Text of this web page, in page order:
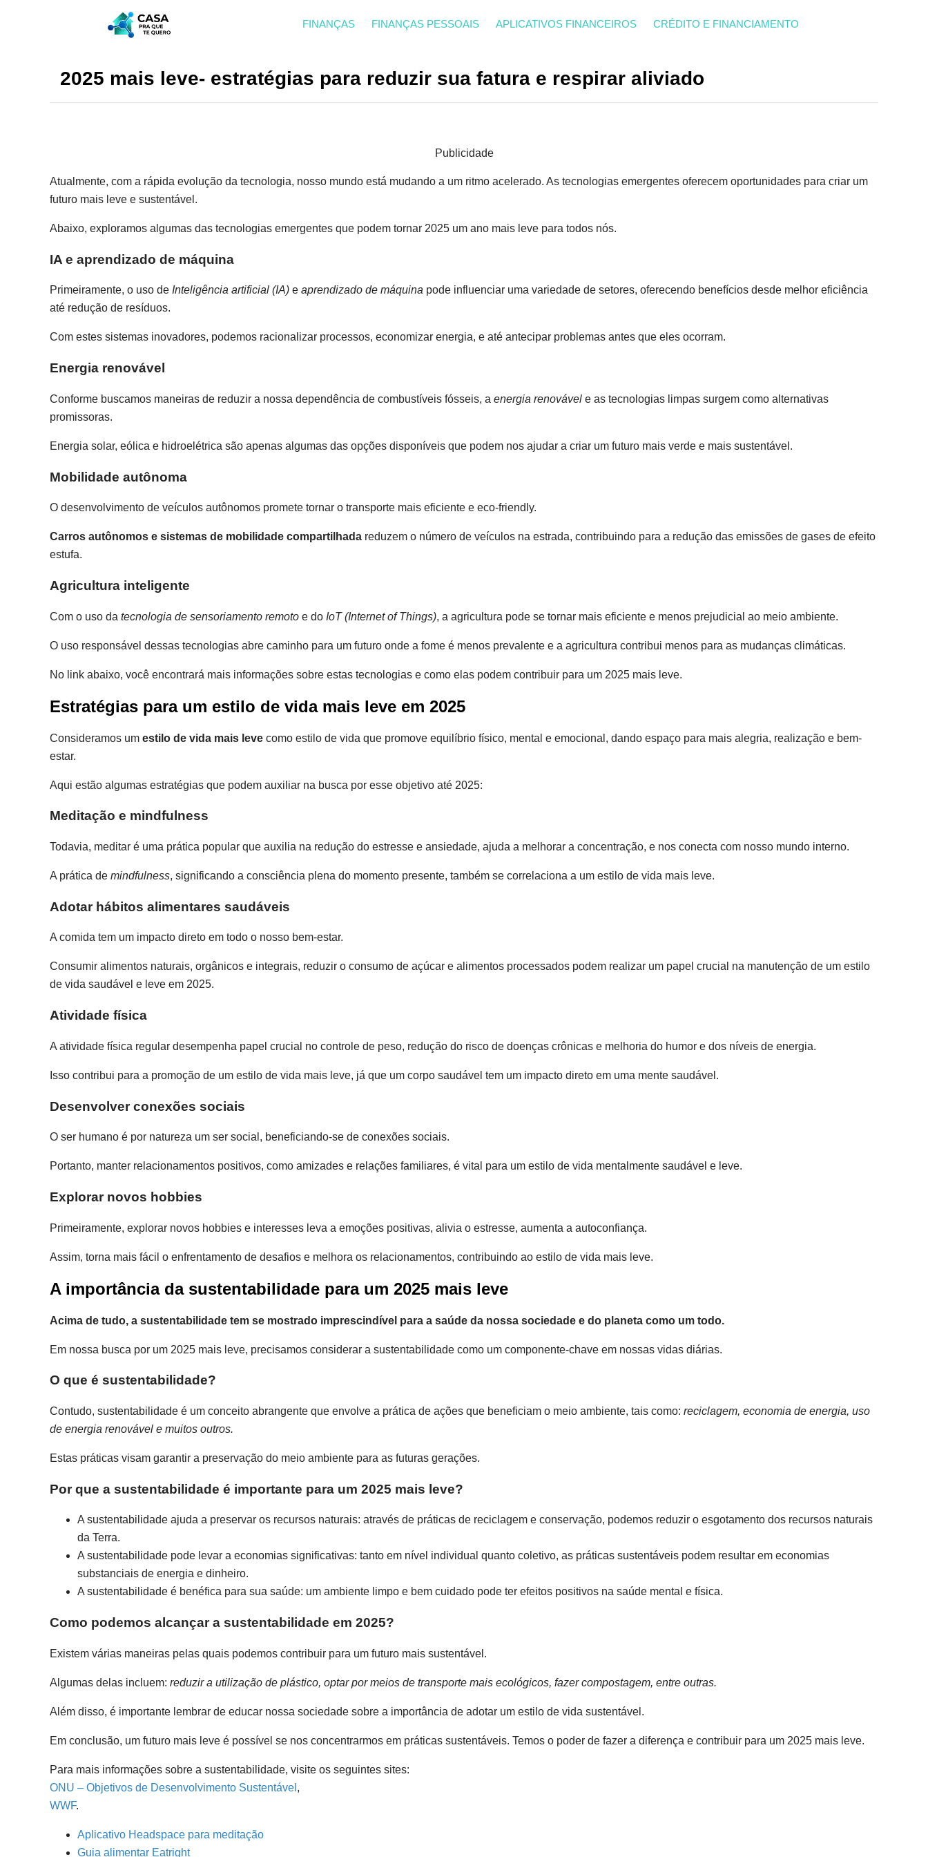
FINANÇAS FINANÇAS PESSOAIS APLICATIVOS FINANCEIROS CRÉDITO E FINANCIAMENTO
2025 mais leve- estratégias para reduzir sua fatura e respirar aliviado
Publicidade
Atualmente, com a rápida evolução da tecnologia, nosso mundo está mudando a um ritmo acelerado. As tecnologias emergentes oferecem oportunidades para criar um
futuro mais leve e sustentável.
Abaixo, exploramos algumas das tecnologias emergentes que podem tornar 2025 um ano mais leve para todos nós.
IA e aprendizado de máquina
Primeiramente, o uso de Inteligência artificial (IA) e aprendizado de máquina pode influenciar uma variedade de setores, oferecendo benefícios desde melhor eficiência
até redução de resíduos.
Com estes sistemas inovadores, podemos racionalizar processos, economizar energia, e até antecipar problemas antes que eles ocorram.
Energia renovável
Conforme buscamos maneiras de reduzir a nossa dependência de combustíveis fósseis, a energia renovável e as tecnologias limpas surgem como alternativas
promissoras.
Energia solar, eólica e hidroelétrica são apenas algumas das opções disponíveis que podem nos ajudar a criar um futuro mais verde e mais sustentável.
Mobilidade autônoma
O desenvolvimento de veículos autônomos promete tornar o transporte mais eficiente e eco-friendly.
Carros autônomos e sistemas de mobilidade compartilhada reduzem o número de veículos na estrada, contribuindo para a redução das emissões de gases de efeito
estufa.
Agricultura inteligente
Com o uso da tecnologia de sensoriamento remoto e do IoT (Internet of Things), a agricultura pode se tornar mais eficiente e menos prejudicial ao meio ambiente.
O uso responsável dessas tecnologias abre caminho para um futuro onde a fome é menos prevalente e a agricultura contribui menos para as mudanças climáticas.
No link abaixo, você encontrará mais informações sobre estas tecnologias e como elas podem contribuir para um 2025 mais leve.
Estratégias para um estilo de vida mais leve em 2025
Consideramos um estilo de vida mais leve como estilo de vida que promove equilíbrio físico, mental e emocional, dando espaço para mais alegria, realização e bem-
estar.
Aqui estão algumas estratégias que podem auxiliar na busca por esse objetivo até 2025:
Meditação e mindfulness
Todavia, meditar é uma prática popular que auxilia na redução do estresse e ansiedade, ajuda a melhorar a concentração, e nos conecta com nosso mundo interno.
A prática de mindfulness, significando a consciência plena do momento presente, também se correlaciona a um estilo de vida mais leve.
Adotar hábitos alimentares saudáveis
A comida tem um impacto direto em todo o nosso bem-estar.
Consumir alimentos naturais, orgânicos e integrais, reduzir o consumo de açúcar e alimentos processados podem realizar um papel crucial na manutenção de um estilo
de vida saudável e leve em 2025.
Atividade física
A atividade física regular desempenha papel crucial no controle de peso, redução do risco de doenças crônicas e melhoria do humor e dos níveis de energia.
Isso contribui para a promoção de um estilo de vida mais leve, já que um corpo saudável tem um impacto direto em uma mente saudável.
Desenvolver conexões sociais
O ser humano é por natureza um ser social, beneficiando-se de conexões sociais.
Portanto, manter relacionamentos positivos, como amizades e relações familiares, é vital para um estilo de vida mentalmente saudável e leve.
Explorar novos hobbies
Primeiramente, explorar novos hobbies e interesses leva a emoções positivas, alivia o estresse, aumenta a autoconfiança.
Assim, torna mais fácil o enfrentamento de desafios e melhora os relacionamentos, contribuindo ao estilo de vida mais leve.
A importância da sustentabilidade para um 2025 mais leve
Acima de tudo, a sustentabilidade tem se mostrado imprescindível para a saúde da nossa sociedade e do planeta como um todo.
Em nossa busca por um 2025 mais leve, precisamos considerar a sustentabilidade como um componente-chave em nossas vidas diárias.
O que é sustentabilidade?
Contudo, sustentabilidade é um conceito abrangente que envolve a prática de ações que beneficiam o meio ambiente, tais como: reciclagem, economia de energia, uso
de energia renovável e muitos outros.
Estas práticas visam garantir a preservação do meio ambiente para as futuras gerações.
Por que a sustentabilidade é importante para um 2025 mais leve?
A sustentabilidade ajuda a preservar os recursos naturais: através de práticas de reciclagem e conservação, podemos reduzir o esgotamento dos recursos naturais
da Terra.
A sustentabilidade pode levar a economias significativas: tanto em nível individual quanto coletivo, as práticas sustentáveis podem resultar em economias
substanciais de energia e dinheiro.
A sustentabilidade é benéfica para sua saúde: um ambiente limpo e bem cuidado pode ter efeitos positivos na saúde mental e física.
Como podemos alcançar a sustentabilidade em 2025?
Existem várias maneiras pelas quais podemos contribuir para um futuro mais sustentável.
Algumas delas incluem: reduzir a utilização de plástico, optar por meios de transporte mais ecológicos, fazer compostagem, entre outras.
Além disso, é importante lembrar de educar nossa sociedade sobre a importância de adotar um estilo de vida sustentável.
Em conclusão, um futuro mais leve é possível se nos concentrarmos em práticas sustentáveis. Temos o poder de fazer a diferença e contribuir para um 2025 mais leve.
Para mais informações sobre a sustentabilidade, visite os seguintes sites:
ONU – Objetivos de Desenvolvimento Sustentável ,
WWF.
Aplicativo Headspace para meditação
Guia alimentar Eatright